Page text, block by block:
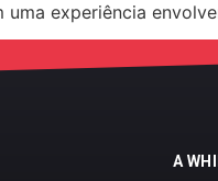
uma experiência
A